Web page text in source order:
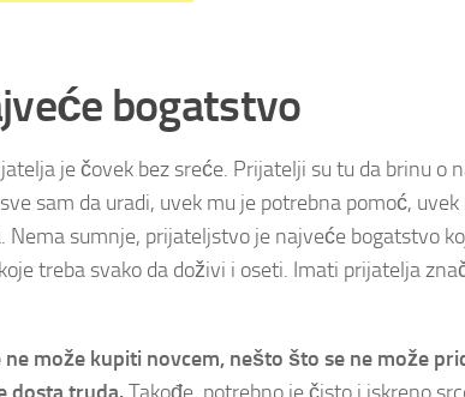
bogatstvo
je čovek bez sreće. Prijatelji su tu da brinu o
sam da uradi, uvek mu je potrebna pomoć, uvek
Nema sumnje, prijateljstvo je najveće bogatstvo
treba svako da doživi i oseti. Imati prijatelja
može kupiti novcem, nešto što se ne može